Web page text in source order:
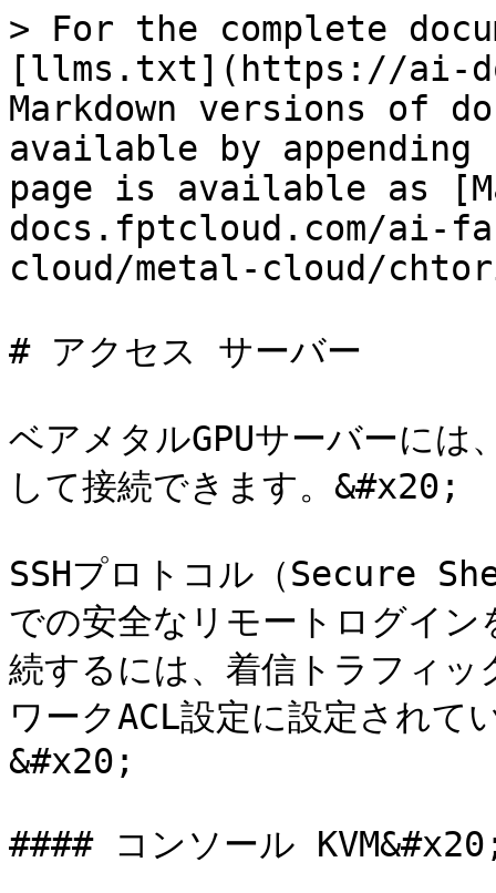
> For the complete
[llms.txt](https://ai-
Markdown versions of
available by
page is available as
docs.fptcloud.com/ai-
cloud/metal-cloud/
# アクセス サーバー
ベアメタルGPUサーバーには
して接続できます。&#x20;
SSHプロトコル（Secure
での安全なリモートログイン
続するには、着信トラフィ
ワークACL設定に設定されて
&#x20;
#### コンソール